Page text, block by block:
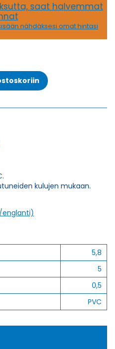
saat halvemmat
nähdäksesi omat hintasi
kulujen mukaan.
5,8
5
0,5
PVC